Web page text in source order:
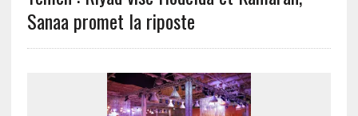
Sanaa promet la riposte